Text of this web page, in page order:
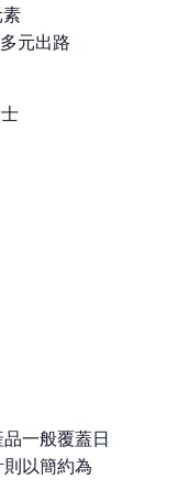
元出路
品一般覆蓋日
以簡約為